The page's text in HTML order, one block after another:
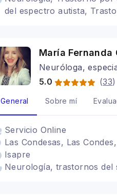
del espectro autista,
María Fernanda
Neuróloga,
5.0
(33)
General Sobre mí
Servicio Online
Las Condesas, Las
Isapre
Neurología, trastornos del